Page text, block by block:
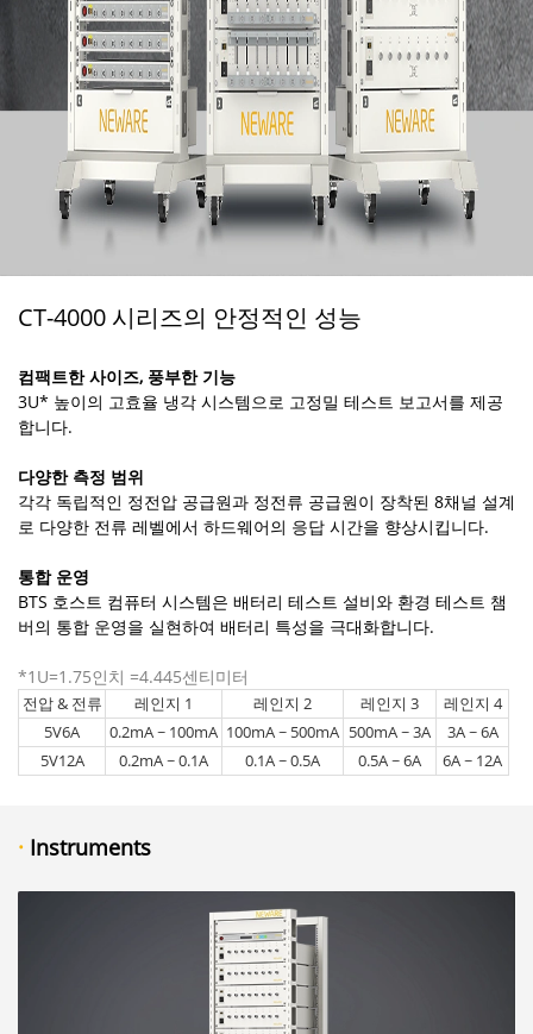
CT-4000 시리즈의 안정적인 성능
컴팩트한 사이즈, 풍부한 기능
3U* 높이의 고효율 냉각 시스템으로 고정밀 테스트 보고서를 제공
합니다.
다양한 측정 범위
각각 독립적인 정전압 공급원과 정전류 공급원이 장착된 8채널 설계
로 다양한 전류 레벨에서 하드웨어의 응답 시간을 향상시킵니다.
통합 운영
BTS 호스트 컴퓨터 시스템은 배터리 테스트 설비와 환경 테스트 챔
버의 통합 운영을 실현하여 배터리 특성을 극대화합니다.
*1U=1.75인치 =4.445센티미터
전압 & 전류 레인지 1 레인지 2 레인지 3
레인지 4
5V6A
0.2mA ~ 100mA 100mA ~ 500mA 500mA ~ 3A
3A ~ 6A
5V12A
0.2mA ~ 0.1A 0.1A ~ 0.5A 0.5A ~ 6A 6A ~ 12A
· Instruments